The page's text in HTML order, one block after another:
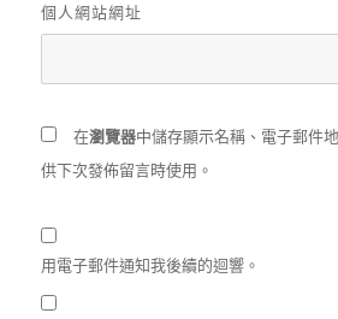
個人網站網址
在瀏覽器中儲存顯示名稱、電子郵件
供下次發佈留言時使用。
用電子郵件通知我後續的迴響。